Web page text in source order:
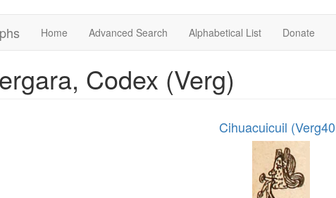
Home Advanced Search Alphabetical List Donate
Codex (Verg)
Cihuacuicuil